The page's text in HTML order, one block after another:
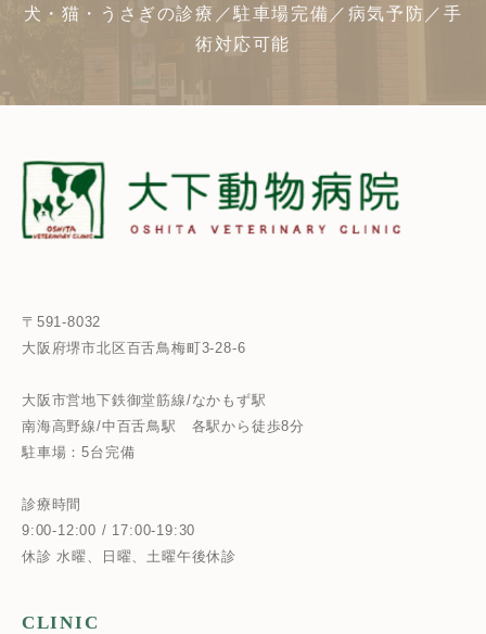
犬・猫・うさぎの診療／駐車場完備／病気予防／手
術対応可能
〒591-8032
大阪府堺市北区百舌鳥梅町3-28-6
大阪市営地下鉄御堂筋線/なかもず駅
南海高野線/中百舌鳥駅 各駅から徒歩8分
駐車場：5台完備
診療時間
9:00-12:00 / 17:00-19:30
休診 水曜、日曜、土曜午後休診
CLINIC